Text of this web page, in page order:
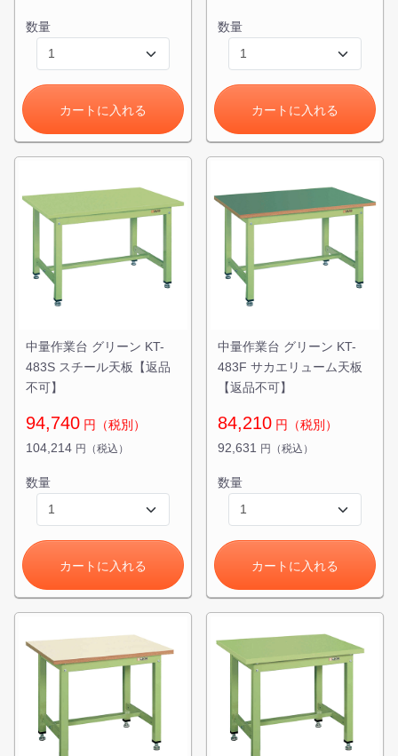
数量
カートに入れる
数量
カートに入れる
中量作業台 グリーン KT-
483S スチール天板【返品
不可】
94,740 円（税別）
104,214 円（税込）
数量
カートに入れる
中量作業台 グリーン KT-
483F サカエリューム天板
【返品不可】
84,210 円（税別）
92,631
円（税込）
数量
カートに入れる